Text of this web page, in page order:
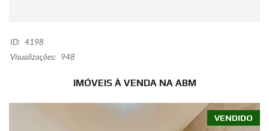
ID: 4198
Visualizações: 948
IMÓVEIS À VENDA NA ABM
VENDIDO